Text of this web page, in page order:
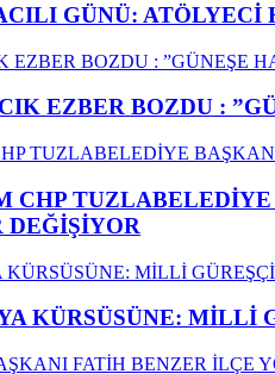
GÜNÜ: ATÖLYECİ
EZBER BOZDU :
CHP
DEĞİŞİYOR
KÜRSÜSÜNE: MİLLİ